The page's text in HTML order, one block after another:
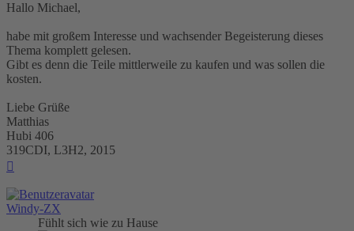
Hallo Michael,
habe mit großem Interesse und wachsender Begeisterung dieses
Thema komplett gelesen.
Gibt es denn die Teile mittlerweile zu kaufen und was sollen die
kosten.
Liebe Grüße
Matthias
Hubi 406
319CDI, L3H2, 2015
Windy-ZX
Fühlt sich wie zu Hause